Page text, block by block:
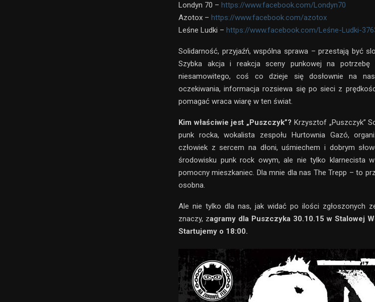
Londyn 70 – https://www.facebook.com/Londyn70
Azotox – https://www.facebook.com/azotox
Leśne Ludki – https://www.facebook.com/Leśne-Ludki-
Solidarność, przyjaźń, wspólna sprawa – przestają być
Szybka akcja i reakcja sceny punkowej na
niesamowitego, coś co dzieje się dosłownie na
oczekiwania, informacja rozsiewa się po sieci z
pomagać wraca wiarę w ten świat.
Kim właściwie jest „Puszczyk”? Krzysztof „Puszczyk”
punk rocka, wokalista zespołu Hurtownia Gazó,
człowiek z sercem na dłoni, uśmiechem i dobrym
środowisku punk rock owym, ale nie tylko klarnecista
pomocny mieszkaniec. Dla mnie dla nas The Trepp – to
osobna.
Ale nie tylko dla nas, jak widać po ilości zgłoszonych
znaczy, zagramy dla Puszczyka 30.10.15 w Stalowej
Startujemy o 18:00.